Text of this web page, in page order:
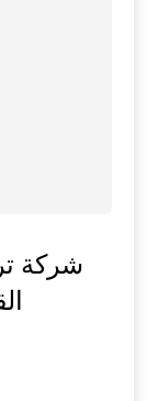
شركة